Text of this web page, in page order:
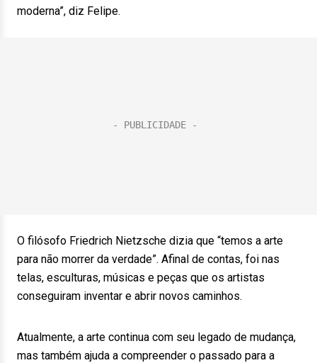
moderna”, diz Felipe.
O filósofo Friedrich Nietzsche dizia que “temos a arte
para não morrer da verdade”. Afinal de contas, foi nas
telas, esculturas, músicas e peças que os artistas
conseguiram inventar e abrir novos caminhos.
Atualmente, a arte continua com seu legado de mudança,
mas também ajuda a compreender o passado para a